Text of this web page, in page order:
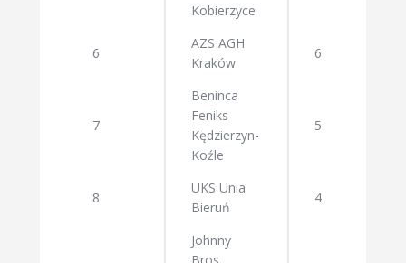
Kobierzyce
6
AZS AGH
Kraków
6
7
Beninca
Feniks
Kędzierzyn-
Koźle
5
8
UKS Unia
Bieruń
4
Johnny